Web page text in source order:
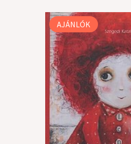
AJÁNLÓK